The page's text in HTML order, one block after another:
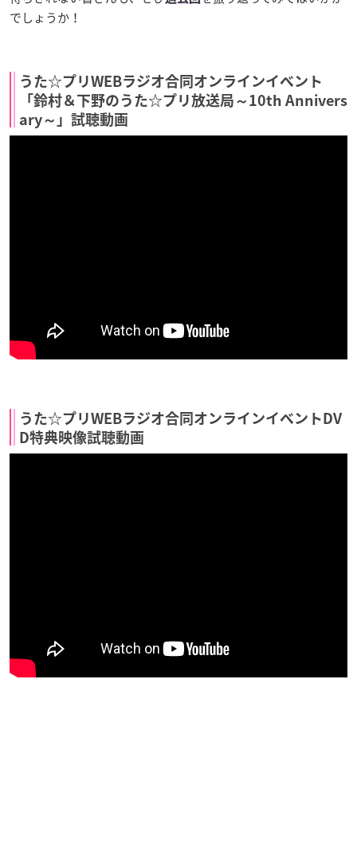
でしょうか！
うた☆プリWEBラジオ合同オンラインイベント
「鈴村＆下野のうた☆プリ放送局～10th Annivers
ary～」試聴動画
うた☆プリWEBラジオ合同オンラインイベントDV
D特典映像試聴動画